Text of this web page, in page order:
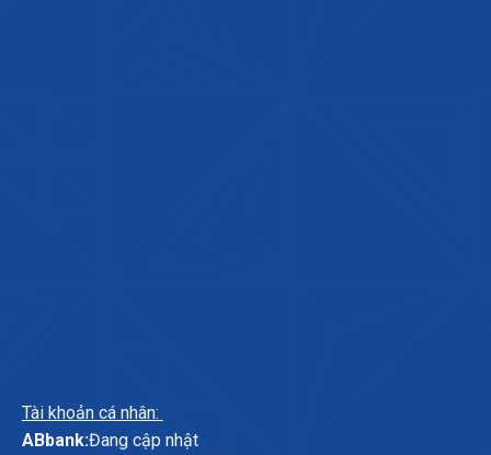
Tài khoản cá nhân:
ABbank:Đang cập nhật